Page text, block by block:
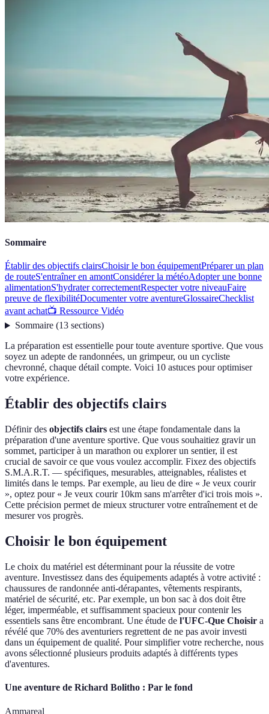
Sommaire
Établir des objectifs clairsChoisir le bon équipementPréparer un plan
de routeS'entraîner en amontConsidérer la météoAdopter une bonne
alimentationS'hydrater correctementRespecter votre niveauFaire
preuve de flexibilitéDocumenter votre aventureGlossaireChecklist
avant achat📺 Ressource Vidéo
Sommaire(13 sections)
La préparation est essentielle pour toute aventure sportive. Que vous
soyez un adepte de randonnées, un grimpeur, ou un cycliste
chevronné, chaque détail compte. Voici 10 astuces pour optimiser
votre expérience.
Établir des objectifs clairs
Définir des objectifs clairs est une étape fondamentale dans la
préparation d'une aventure sportive. Que vous souhaitiez gravir un
sommet, participer à un marathon ou explorer un sentier, il est
crucial de savoir ce que vous voulez accomplir. Fixez des objectifs
S.M.A.R.T. — spécifiques, mesurables, atteignables, réalistes et
limités dans le temps. Par exemple, au lieu de dire « Je veux courir
», optez pour « Je veux courir 10km sans m'arrêter d'ici trois mois ».
Cette précision permet de mieux structurer votre entraînement et de
mesurer vos progrès.
Choisir le bon équipement
Le choix du matériel est déterminant pour la réussite de votre
aventure. Investissez dans des équipements adaptés à votre activité :
chaussures de randonnée anti-dérapantes, vêtements respirants,
matériel de sécurité, etc. Par exemple, un bon sac à dos doit être
léger, imperméable, et suffisamment spacieux pour contenir les
essentiels sans être encombrant. Une étude de l'UFC-Que Choisir a
révélé que 70% des aventuriers regrettent de ne pas avoir investi
dans un équipement de qualité. Pour simplifier votre recherche, nous
avons sélectionné plusieurs produits adaptés à différents types
d'aventures.
Une aventure de Richard Bolitho : Par le fond
Ammareal